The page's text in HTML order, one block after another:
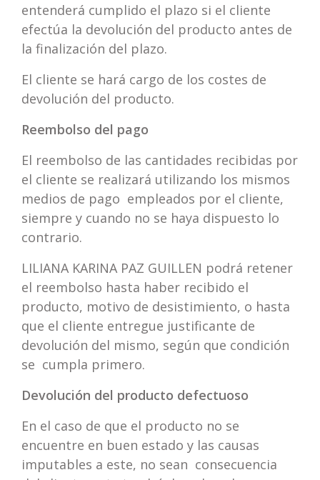
entenderá cumplido el plazo si el cliente
efectúa la devolución del producto antes de
la finalización del plazo.
El cliente se hará cargo de los costes de
devolución del producto.
Reembolso del pago
El reembolso de las cantidades recibidas por
el cliente se realizará utilizando los mismos
medios de pago empleados por el cliente,
siempre y cuando no se haya dispuesto lo
contrario.
LILIANA KARINA PAZ GUILLEN podrá retener
el reembolso hasta haber recibido el
producto, motivo de desistimiento, o hasta
que el cliente entregue justificante de
devolución del mismo, según que condición
se cumpla primero.
Devolución del producto defectuoso
En el caso de que el producto no se
encuentre en buen estado y las causas
imputables a este, no sean consecuencia